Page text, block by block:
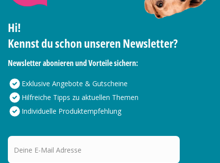
Hi!
Kennst du schon unseren Newsletter?
Newsletter abonieren und Vorteile sichern:
Exklusive Angebote & Gutscheine
Hilfreiche Tipps zu aktuellen Themen
Individuelle Produktempfehlung
Deine E-Mail Adresse